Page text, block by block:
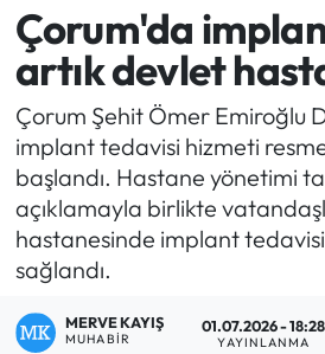
Çorum'da
artık devlet
Çorum Şehit Ömer Emiroğlu
implant tedavisi hizmeti
başlandı. Hastane yönetimi
açıklamayla birlikte
hastanesinde implant
sağlandı.
MERVE KAYIŞ
MUHABIR
01.07.2026 - 18:28
YAYINLANMA
Bilgi - Keşfet Haberleri
Bilim ve Teknoloji
Boğazkale Haberleri
Çorum Haberleri
Çorum Son Dakika Haberleri
Dodurga Haberleri
Çorum Namaz Vakitleri
Çorum Trafik Yoğunluk
TFF 1.Lig Puan Durumu ve
Tüm Manşetler
Son Dakika Haberleri
Haber Arşivi